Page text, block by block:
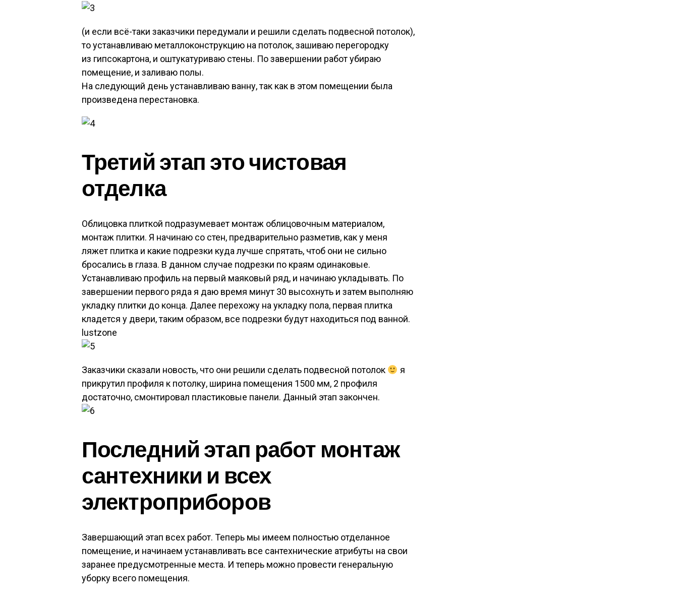
(и если всё-таки заказчики передумали и решили сделать подвесной потолок),
то устанавливаю металлоконструкцию на потолок, зашиваю перегородку
из гипсокартона, и оштукатуриваю стены. По завершении работ убираю
помещение, и заливаю полы.
На следующий день устанавливаю ванну, так как в этом помещении была
произведена перестановка.
Третий этап это чистовая
отделка
Облицовка плиткой подразумевает монтаж облицовочным материалом,
монтаж плитки. Я начинаю со стен, предварительно разметив, как у меня
ляжет плитка и какие подрезки куда лучше спрятать, чтоб они не сильно
бросались в глаза. В данном случае подрезки по краям одинаковые.
Устанавливаю профиль на первый маяковый ряд, и начинаю укладывать. По
завершении первого ряда я даю время минут 30 высохнуть и затем выполняю
укладку плитки до конца. Далее перехожу на укладку пола, первая плитка
кладется у двери, таким образом, все подрезки будут находиться под ванной.
lustzone
Заказчики сказали новость, что они решили сделать подвесной потолок
я
прикрутил профиля к потолку, ширина помещения 1500 мм, 2 профиля
достаточно, смонтировал пластиковые панели. Данный этап закончен.
Последний этап работ монтаж
сантехники и всех
электроприборов
Завершающий этап всех работ. Теперь мы имеем полностью отделанное
помещение, и начинаем устанавливать все сантехнические атрибуты на свои
заранее предусмотренные места. И теперь можно провести генеральную
уборку всего помещения.